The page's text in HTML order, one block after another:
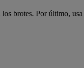
brotes. Por último,